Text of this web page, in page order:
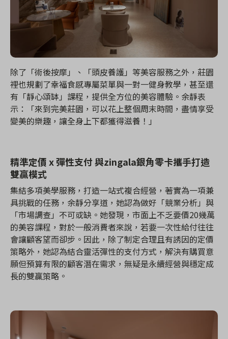
除了「術後按摩」、「頭皮養護」等美容服務之外，莊園
裡也規劃了幸福食感專屬菜單與一對一健身教學，甚至還
有「靜心頌缽」課程，提供全方位的美容體驗。余靜表
示：「來到完美莊園，可以花上整個周末時間，盡情享受
變美的樂趣，讓全身上下都獲得滋養！」
精準定價 x 彈性支付 與zingala銀角零卡攜手打造
雙贏模式
集結多項美學服務，打造一站式複合經營，著實為一項兼
具挑戰的任務，余靜分享道，她認為做好「競業分析」與
「市場調查」不可或缺。她發現，市面上不乏要價20幾萬
的美容課程，對於一般消費者來說，若要一次性給付往往
會讓顧客望而卻步。因此，除了制定合理且有誘因的定價
策略外，她認為結合靈活彈性的支付方式，解決有購買意
願但預算有限的顧客潛在需求，無疑是永續經營與穩定成
長的雙贏策略。